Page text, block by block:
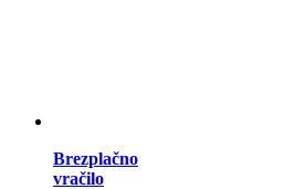
Brezplačno
vračilo